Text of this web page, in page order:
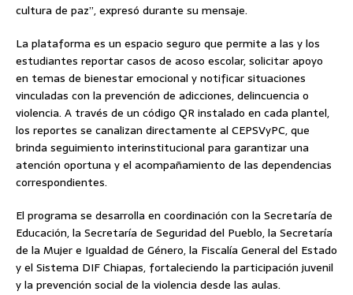
cultura de paz”, expresó durante su mensaje.
La plataforma es un espacio seguro que permite a las y los
estudiantes reportar casos de acoso escolar, solicitar apoyo
en temas de bienestar emocional y notificar situaciones
vinculadas con la prevención de adicciones, delincuencia o
violencia. A través de un código QR instalado en cada plantel,
los reportes se canalizan directamente al CEPSVyPC, que
brinda seguimiento interinstitucional para garantizar una
atención oportuna y el acompañamiento de las dependencias
correspondientes.
El programa se desarrolla en coordinación con la Secretaría de
Educación, la Secretaría de Seguridad del Pueblo, la Secretaría
de la Mujer e Igualdad de Género, la Fiscalía General del Estado
y el Sistema DIF Chiapas, fortaleciendo la participación juvenil
y la prevención social de la violencia desde las aulas.